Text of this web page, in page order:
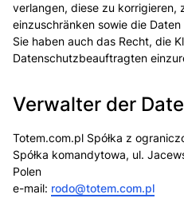
verlangen, diese zu korrigieren,
einzuschränken sowie die
Sie haben auch das Recht, die
Datenschutzbeauftragten
Verwalter der
Totem.com.pl Spółka z
Spółka komandytowa, ul.
Polen
e-mail: rodo@totem.com.pl